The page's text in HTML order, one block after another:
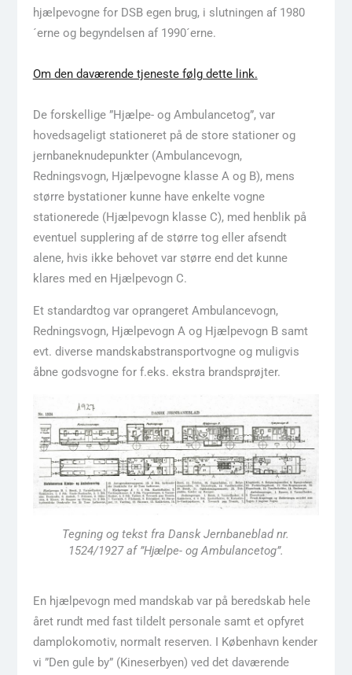
hjælpevogne for DSB egen brug, i slutningen af 1980
´erne og begyndelsen af 1990´erne.
Om den daværende tjeneste følg dette link.
De forskellige ”Hjælpe- og Ambulancetog”, var
hovedsageligt stationeret på de store stationer og
jernbaneknudepunkter (Ambulancevogn,
Redningsvogn, Hjælpevogne klasse A og B), mens
større bystationer kunne have enkelte vogne
stationerede (Hjælpevogn klasse C), med henblik på
eventuel supplering af de større tog eller afsendt
alene, hvis ikke behovet var større end det kunne
klares med en Hjælpevogn C.
Et standardtog var oprangeret Ambulancevogn,
Redningsvogn, Hjælpevogn A og Hjælpevogn B samt
evt. diverse mandskabstransportvogne og muligvis
åbne godsvogne for f.eks. ekstra brandsprøjter.
Tegning og tekst fra Dansk Jernbaneblad nr.
1524/1927 af ”Hjælpe- og Ambulancetog”.
En hjælpevogn med mandskab var på beredskab hele
året rundt med fast tildelt personale samt et opfyret
damplokomotiv, normalt reserven. I København kender
vi ”Den gule by” (Kineserbyen) ved det daværende